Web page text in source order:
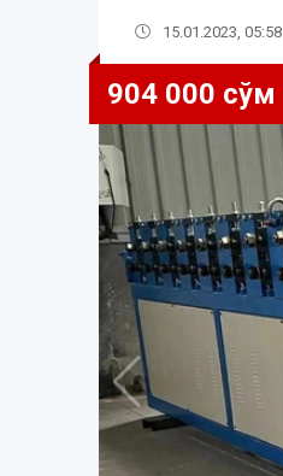
15.01.2023, 05:58
904 000 сўм